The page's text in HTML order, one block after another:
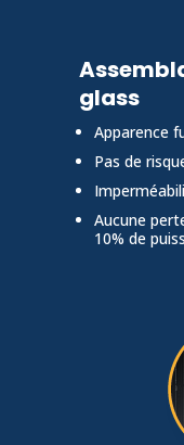
glass
Apparence
Pas de
Aucune
10% de